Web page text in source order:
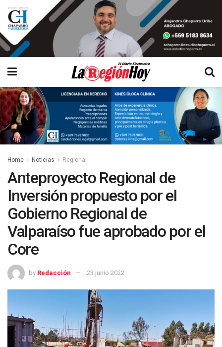
Home Noticias Regional
Anteproyecto Regional de
Inversión propuesto por el
Gobierno Regional de
Valparaíso fue aprobado por el
Core
by Redacción 23 junio 2022